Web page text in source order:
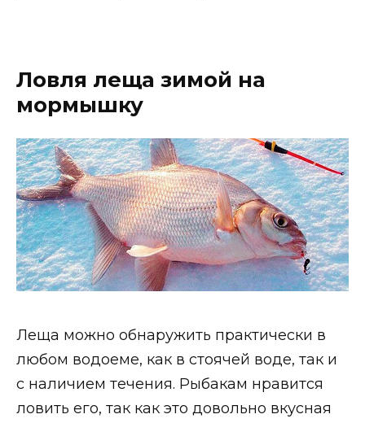
Ловля леща зимой на
мормышку
Леща можно обнаружить практически в
любом водоеме, как в стоячей воде, так и
с наличием течения. Рыбакам нравится
ловить его, так как это довольно вкусная